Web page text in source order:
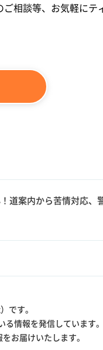
相談等、お気軽にテ
道案内から苦情対応、
です。
情報を発信しています。
お届けいたします。